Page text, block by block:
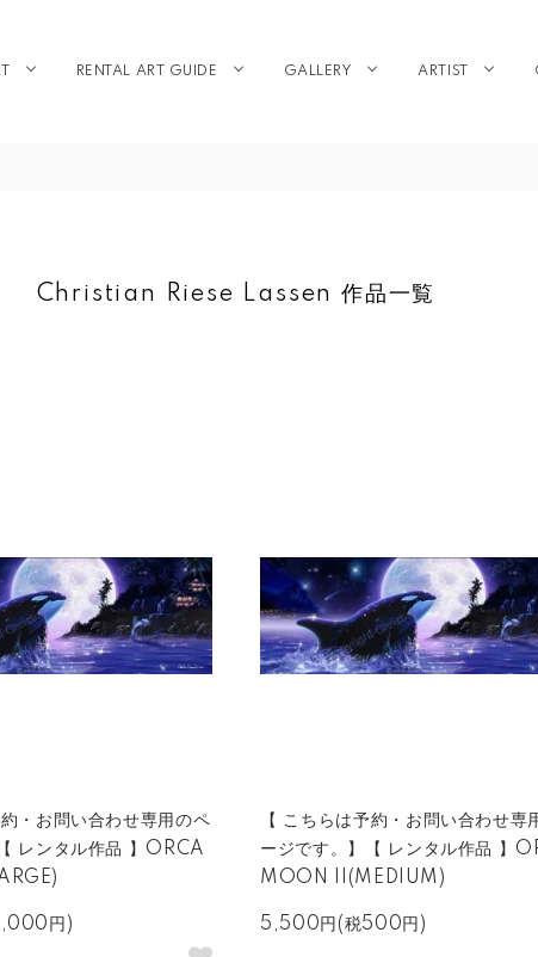
RENTAL ART GUIDE GALLERY ARTIST
Christian Riese Lassen 作品一覧
約・お問い合わせ専用のペ
レンタル作品 】ORCA
円)
【 こちらは予約・お問い合わせ専
ージです。】【 レンタル作品 】
MOON II(MEDIUM)
5,500円(税500円)